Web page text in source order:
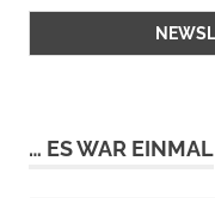
… ES WAR EINMAL